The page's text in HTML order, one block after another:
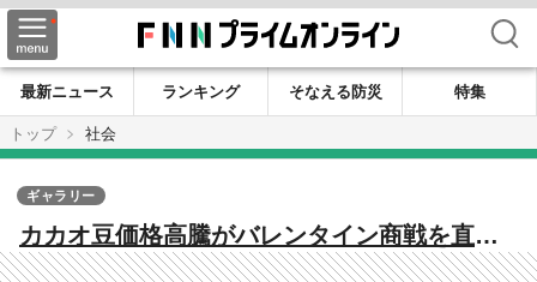
検索
最新ニュース ランキング そなえる防災
特集
トップ
社会
カカオ豆価格高騰がバレンタイン商戦を直撃
アレンジチョコ2割増で価格抑制と選択肢拡大
ギャラリー